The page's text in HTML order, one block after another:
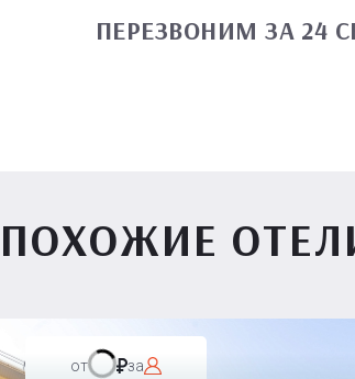
ПЕРЕЗВОНИМ ЗА 24
ПОХОЖИЕ
от за